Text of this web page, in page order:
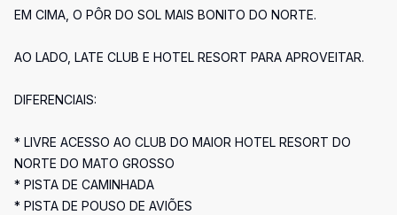
EM CIMA, O PÔR DO SOL MAIS BONITO DO NORTE.
AO LADO, LATE CLUB E HOTEL RESORT PARA APROVEITAR.
DIFERENCIAIS:
* LIVRE ACESSO AO CLUB DO MAIOR HOTEL RESORT DO
NORTE DO MATO GROSSO
* PISTA DE CAMINHADA
* PISTA DE POUSO DE AVIÕES